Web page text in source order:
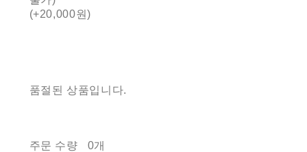
(+20,000원)
품절된 상품입니다.
주문 수량
0개